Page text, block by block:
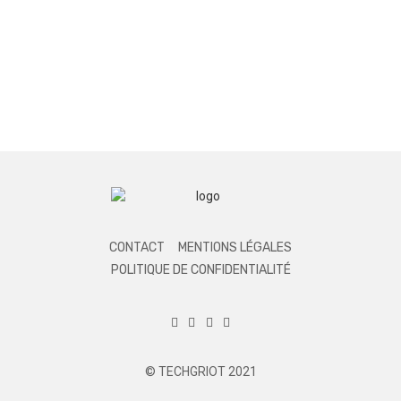
CONTACT
MENTIONS LÉGALES
POLITIQUE DE CONFIDENTIALITÉ
© TECHGRIOT 2021